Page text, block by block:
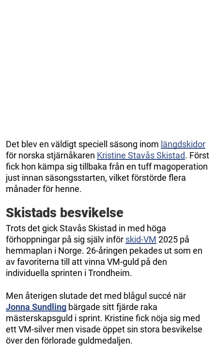
Det blev en väldigt speciell säsong inom längdskidor
för norska stjärnåkaren Kristine Stavås Skistad. Först
fick hon kämpa sig tillbaka från en tuff magoperation
just innan säsongsstarten, vilket förstörde flera
månader för henne.
Skistads besvikelse
Trots det gick Stavås Skistad in med höga
förhoppningar på sig själv inför skid-VM 2025 på
hemmaplan i Norge. 26-åringen pekades ut som en
av favoriterna till att vinna VM-guld på den
individuella sprinten i Trondheim.
Men återigen slutade det med blågul succé när
Jonna Sundling bärgade sitt fjärde raka
mästerskapsguld i sprint. Kristine fick nöja sig med
ett VM-silver men visade öppet sin stora besvikelse
över den förlorade guldmedaljen.